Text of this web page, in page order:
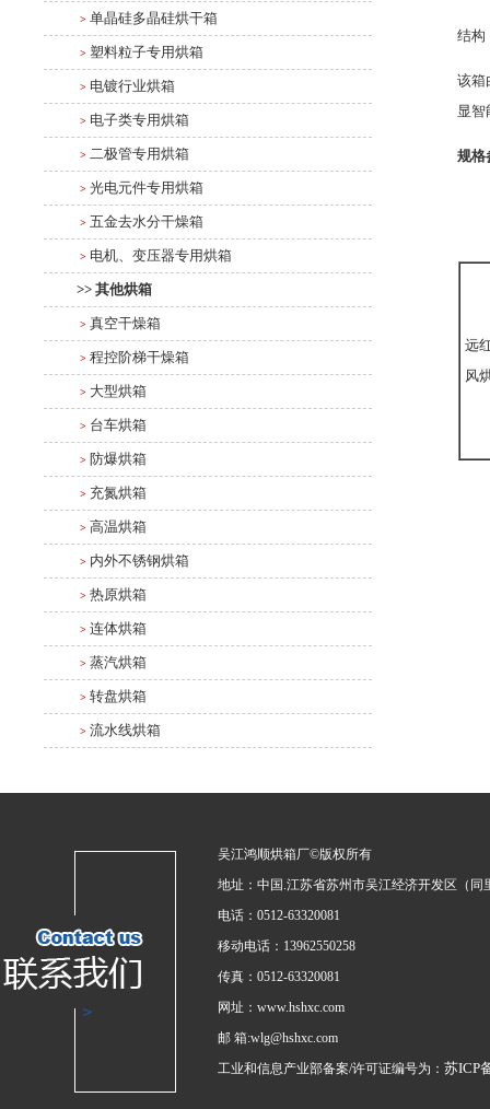
> 单晶硅多晶硅烘干箱
> 塑料粒子专用烘箱
> 电镀行业烘箱
> 电子类专用烘箱
> 二极管专用烘箱
> 光电元件专用烘箱
> 五金去水分干燥箱
> 电机、变压器专用烘箱
>> 其他烘箱
> 真空干燥箱
> 程控阶梯干燥箱
> 大型烘箱
> 台车烘箱
> 防爆烘箱
> 充氮烘箱
> 高温烘箱
> 内外不锈钢烘箱
> 热原烘箱
> 连体烘箱
> 蒸汽烘箱
> 转盘烘箱
> 流水线烘箱
结构
该箱
显智
规格
远
风
吴江鸿顺烘箱厂©版权所有
地址：中国.江苏省苏州市吴江经济开发区（同
电话：0512-63320081
移动电话：13962550258
传真：0512-63320081
网址：www.hshxc.com
邮 箱:wlg@hshxc.com
工业和信息产业部备案/许可证编号为： 苏ICP